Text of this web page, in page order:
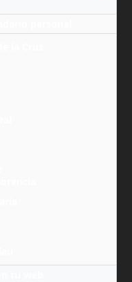
personal